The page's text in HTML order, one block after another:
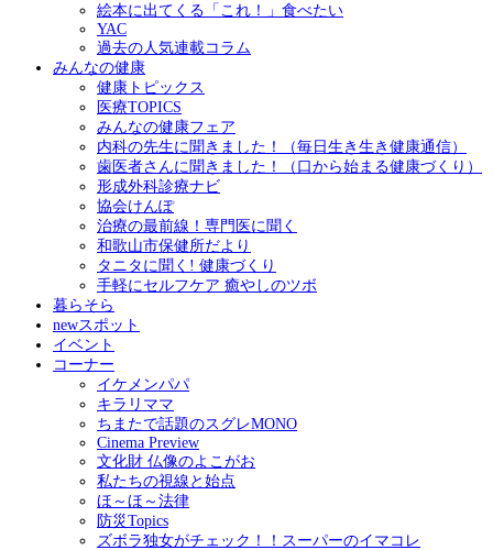
絵本に出てくる「これ！」食べたい
YAC
過去の人気連載コラム
みんなの健康
健康トピックス
医療TOPICS
みんなの健康フェア
内科の先生に聞きました！（毎日生き生き健康通信）
歯医者さんに聞きました！（口から始まる健康づくり）
形成外科診療ナビ
協会けんぽ
治療の最前線！専門医に聞く
和歌山市保健所だより
タニタに聞く! 健康づくり
手軽にセルフケア 癒やしのツボ
暮らそら
newスポット
イベント
コーナー
イケメンパパ
キラリママ
ちまたで話題のスグレMONO
Cinema Preview
文化財 仏像のよこがお
私たちの視線と始点
ほ～ほ～法律
防災Topics
ズボラ独女がチェック！！スーパーのイマコレ